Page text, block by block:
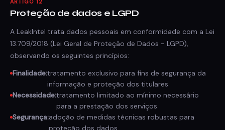
ARTIGO 12
Proteção de dados e LGPD
A LeakIntel trata dados pessoais em conformidade com a Lei
13.709/2018 (Lei Geral de Proteção de Dados - LGPD),
observando os seguintes princípios:
Finalidade:tratamento exclusivo para fins de segurança da
informação e proteção dos titulares
Necessidade:tratamento limitado ao mínimo necessário
para a prestação dos serviços
Segurança:adoção de medidas técnicas robustas para
proteção dos dados